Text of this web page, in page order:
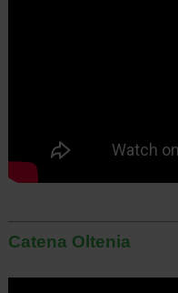
Catena Oltenia